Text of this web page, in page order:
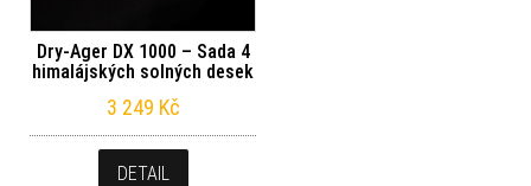
Dry-Ager DX 1000 – Sada 4
himalájských solných desek
3 249 Kč
DETAIL